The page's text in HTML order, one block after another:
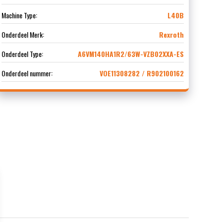
Machine Type:
L40B
Onderdeel Merk:
Rexroth
Onderdeel Type:
A6VM140HA1R2/63W-VZB02XXA-ES
Onderdeel nummer:
VOE11308282 / R902100162